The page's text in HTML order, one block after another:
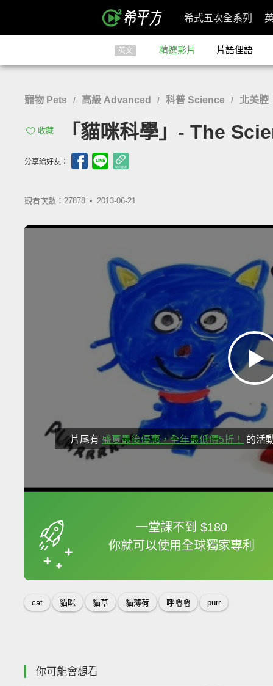
希式五次全系列
英文 精選影片 片語俚語
寵物 Pets / 高級 Advanced / 科普 Science / 北美腔
收藏 「貓咪科學」- The
分享給好友：
觀看次數：27878 • 2013-06-21
片尾有 盛夏最後優惠，全年最低價5折！ 的活
一堂課不到 $180
你就可以使用全球獨家專利
框選或點兩下字幕可
cat 貓咪 貓草 貓薄荷 呼嚕嚕 purr
你可能會想看